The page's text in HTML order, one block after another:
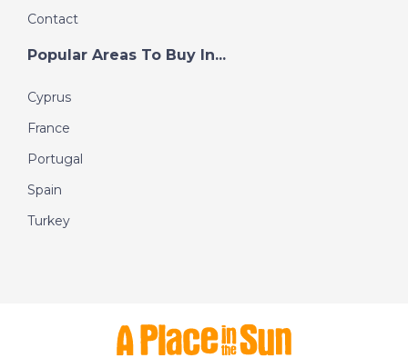
Contact
Popular Areas To Buy In...
Cyprus
France
Portugal
Spain
Turkey